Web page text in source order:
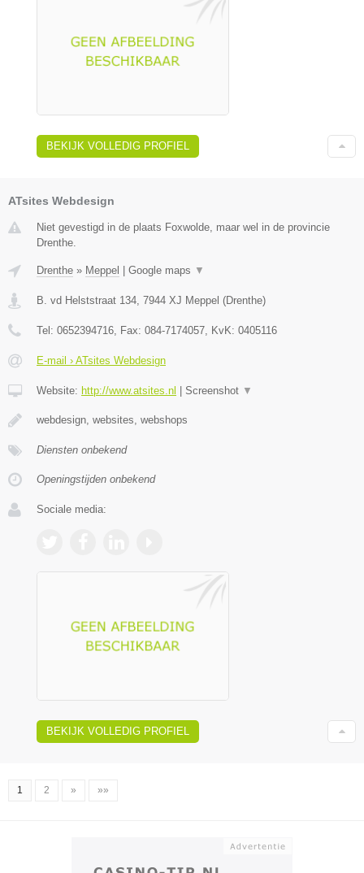
BEKIJK VOLLEDIG PROFIEL
ATsites Webdesign
Niet gevestigd in de plaats Foxwolde, maar wel in de provincie
Drenthe.
Drenthe » Meppel Google maps ▼
B. vd Helststraat 134, 7944 XJ Meppel (Drenthe)
Tel: 0652394716, Fax: 084-7174057, KvK: 0405116
E-mail › ATsites Webdesign
Website: http://www.atsites.nl Screenshot ▼
webdesign, websites, webshops
Diensten onbekend
Openingstijden onbekend
Sociale media:
BEKIJK VOLLEDIG PROFIEL
1 2 » »»